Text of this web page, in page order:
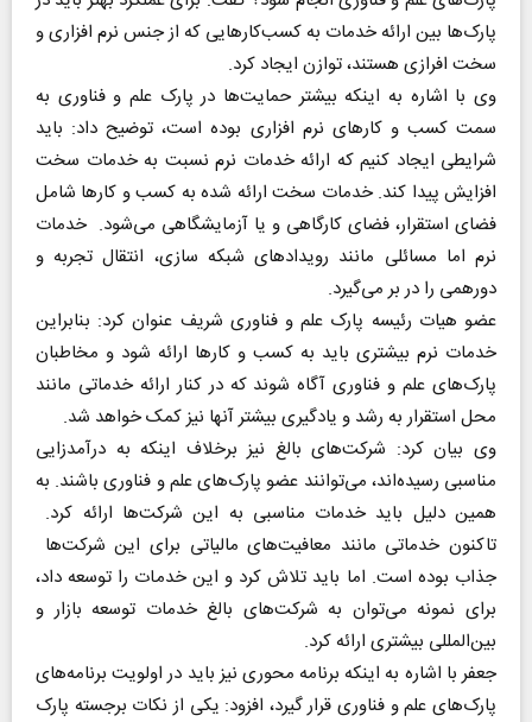
پارک‌ها بین ارائه خدمات به کسب‌کارهایی که از جنس نرم افزاری و
سخت افرازی هستند، توازن ایجاد کرد.
وی با اشاره به اینکه بیشتر حمایت‌ها در پارک علم و فناوری به
سمت کسب‌ و کارهای نرم افزاری بوده است، توضیح داد: باید
شرایطی ایجاد کنیم که ارائه خدمات نرم ‌نسبت به‌ خدمات سخت
افزایش پیدا کند. خدمات سخت ارائه شده به کسب و کارها شامل‌‌
فضای استقرار، فضای کارگاهی و یا آزمایشگاهی می‌شود. ‌ خدمات
نرم اما مسائلی مانند رویدادهای شبکه سازی، ‌انتقال تجربه و
دورهمی را در بر می‌گیرد.
عضو هیات رئیسه پارک علم و فناوری شریف عنوان کرد: بنابراین
خدمات نرم بیشتری باید به کسب و کارها ارائه شود و مخاطبان
پارک‌های علم و فناوری آگاه شوند که در کنار ارائه خدماتی مانند
محل استقرار به رشد و یادگیری بیشتر آنها نیز کمک خواهد شد‌.
وی بیان کرد: شرکت‌های بالغ نیز برخلاف اینکه به درآمدزایی
مناسبی رسیده‌اند، می‌توانند عضو‌ پارک‌های علم و فناوری باشند. به
همین دلیل باید خدمات مناسبی به این شرکت‌ها ارائه کرد‌.
تاکنون خدماتی مانند معافیت‌های مالیاتی برای این شرکت‌ها
جذاب بوده است. اما باید تلاش کرد و این خدمات را توسعه داد،
برای نمونه می‌توان به شرکت‌های بالغ خدمات توسعه بازار و
بین‌المللی بیشتری ارائه کرد.
جعفر با اشاره به اینکه برنامه محوری نیز باید در اولویت برنامه‌های
پارک‌های علم و فناوری قرار گیرد، افزود:‌ یکی از نکات برجسته ‌پارک